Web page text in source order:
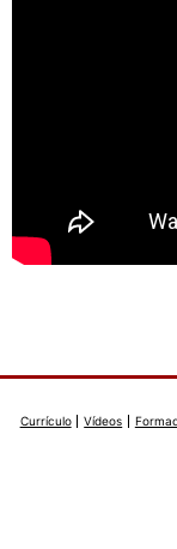
Currículo Vídeos